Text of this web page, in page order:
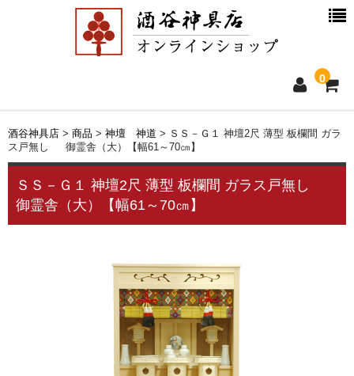
0
新着情報
商品一覧
別注品について
お問い合わせ
酒谷神具店 > 商品 > 神壇 神道 > ＳＳ－Ｇ１ 神壇2尺 薄型 板欄間 ガラ
ス戸無し 御霊舎（大）【幅61～70㎝】
ＳＳ－Ｇ１ 神壇2尺 薄型 板欄間 ガラス戸無し
御霊舎（大）【幅61～70㎝】